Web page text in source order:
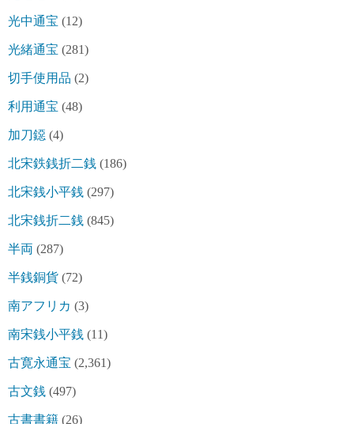
光中通宝 (12)
光緒通宝 (281)
切手使用品 (2)
利用通宝 (48)
加刀鐚 (4)
北宋鉄銭折二銭 (186)
北宋銭小平銭 (297)
北宋銭折二銭 (845)
半両 (287)
半銭銅貨 (72)
南アフリカ (3)
南宋銭小平銭 (11)
古寛永通宝 (2,361)
古文銭 (497)
古書書籍 (26)